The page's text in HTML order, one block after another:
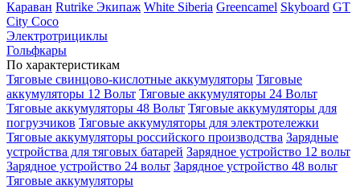
Караван Rutrike Экипаж White Siberia Greencamel Skyboard GT
City Coco
Электротрициклы
Гольфкары
По характеристикам
Тяговые свинцово-кислотные аккумуляторы Тяговые
аккумуляторы 12 Вольт Тяговые аккумуляторы 24 Вольт
Тяговые аккумуляторы 48 Вольт Тяговые аккумуляторы для
погрузчиков Тяговые аккумуляторы для электротележки
Тяговые аккумуляторы российского производства Зарядные
устройства для тяговых батарей Зарядное устройство 12 вольт
Зарядное устройство 24 вольт Зарядное устройство 48 вольт
Тяговые аккумуляторы